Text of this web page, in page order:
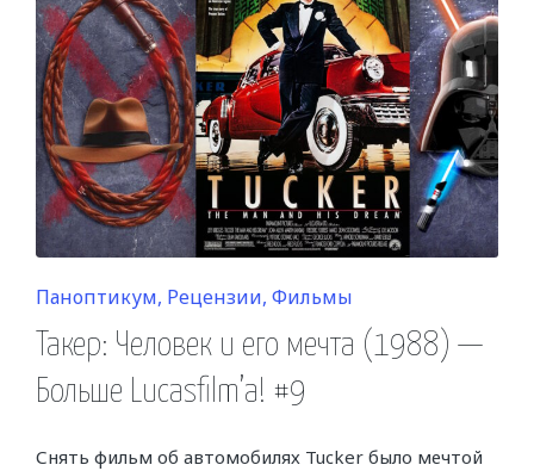
Posted
in
Паноптикум Рецензии Фильмы
Такер: Человек и его мечта (1988) —
Больше Lucasfilm’a! #9
Снять фильм об автомобилях Tucker было мечтой